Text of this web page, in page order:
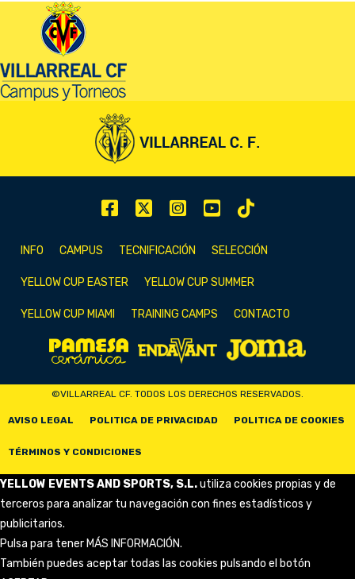
INFO CAMPUS TECNIFICACIÓN SELECCIÓN
YELLOW CUP EASTER YELLOW CUP SUMMER
YELLOW CUP MIAMI TRAINING CAMPS CONTACTO
©VILLARREAL CF. TODOS LOS DERECHOS RESERVADOS.
AVISO LEGAL POLITICA DE PRIVACIDAD POLITICA DE COOKIES
TÉRMINOS Y CONDICIONES
YELLOW EVENTS AND SPORTS, S.L.utiliza cookies propias y de
terceros para analizar tu navegación con fines estadísticos y
publicitarios.
Pulsa para tener MÁS INFORMACIÓN.
También puedes aceptar todas las cookies pulsando el botón